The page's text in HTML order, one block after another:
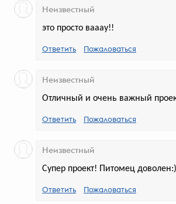
это просто вааау!!
Неизвестный
Ответить Пожаловаться
Отличный и очень важный
Неизвестный
Ответить Пожаловаться
Супер проект! Питомец доволен:)
Неизвестный
Ответить Пожаловаться
Delivery Club создали
в коллаборации с
нужную квартиру и путь к
пользователей сервиса